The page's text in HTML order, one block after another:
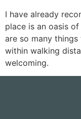
I have already
place is an oasis
are so many
within walking
welcoming.